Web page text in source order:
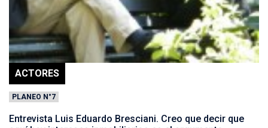
ACTORES
PLANEO N°7
Entrevista Luis Eduardo Bresciani. Creo que decir que